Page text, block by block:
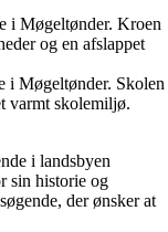
i Møgeltønder. Kroen
og en afslappet
i Møgeltønder. Skolen
varmt skolemiljø.
i landsbyen
sin historie og
der ønsker at